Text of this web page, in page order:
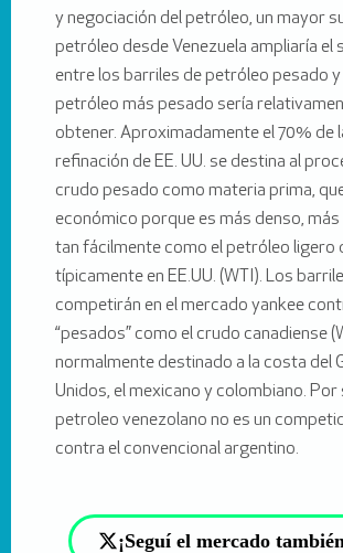
y negociación del petróleo, un mayor
petróleo desde Venezuela ampliaría el
entre los barriles de petróleo pesado y
petróleo más pesado sería
obtener. Aproximadamente el 70% de
refinación de EE. UU. se destina al
crudo pesado como materia prima,
económico porque es más denso,
tan fácilmente como el petróleo ligero
típicamente en EE.UU. (WTI). Los
competirán en el mercado yankee
“pesados” como el crudo canadiense
normalmente destinado a la costa del
Unidos, el mexicano y colombiano. Por
petroleo venezolano no es un
contra el convencional argentino.
¡Seguí el mercado